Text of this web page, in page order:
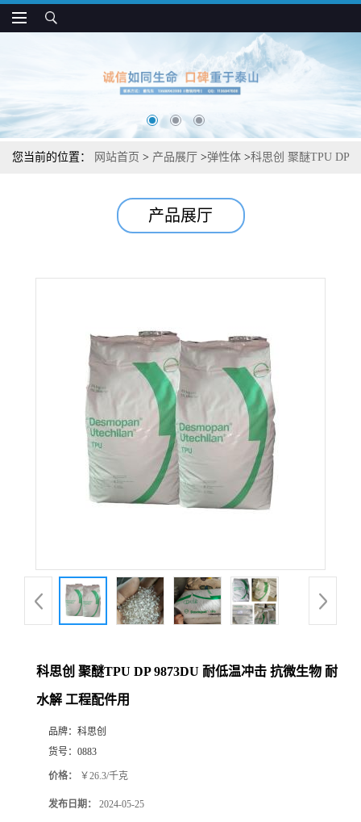
您当前的位置： 网站首页 > 产品展厅 >弹性体 >科思创 聚醚TPU DP
产品展厅
科思创 聚醚TPU DP 9873DU 耐低温冲击 抗微生物 耐
水解 工程配件用
品牌： 科思创
货号： 0883
价格： ￥26.3/千克
发布日期： 2024-05-25